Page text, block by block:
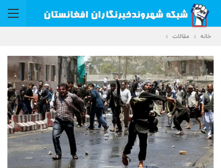
خانه مقالات